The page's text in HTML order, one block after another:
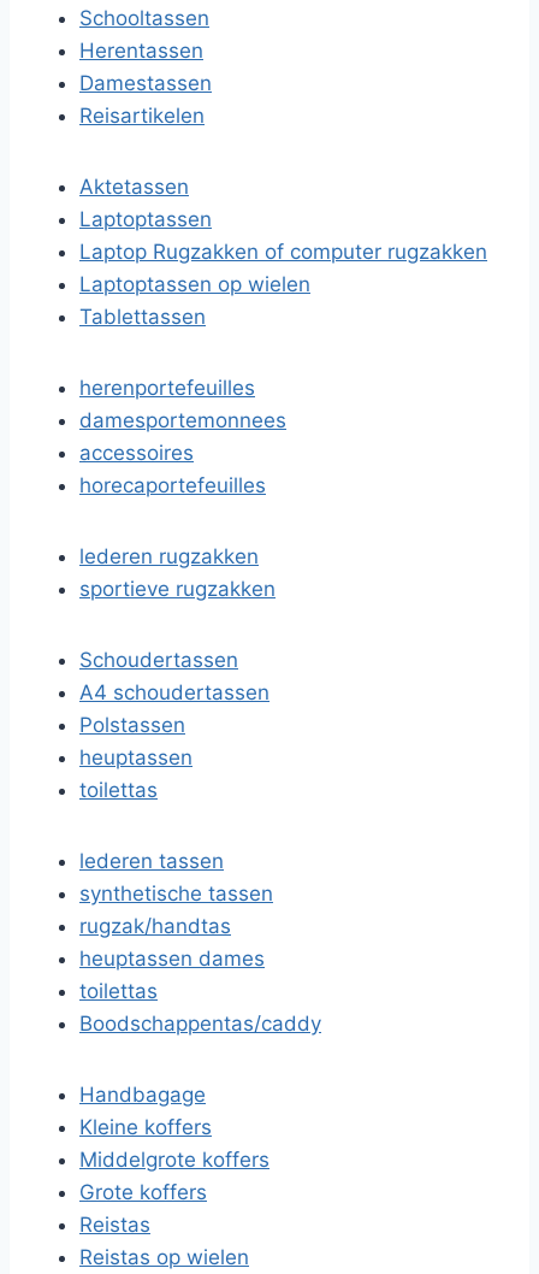
Schooltassen
Herentassen
Damestassen
Reisartikelen
Aktetassen
Laptoptassen
Laptop Rugzakken of computer rugzakken
Laptoptassen op wielen
Tablettassen
herenportefeuilles
damesportemonnees
accessoires
horecaportefeuilles
lederen rugzakken
sportieve rugzakken
Schoudertassen
A4 schoudertassen
Polstassen
heuptassen
toilettas
lederen tassen
synthetische tassen
rugzak/handtas
heuptassen dames
toilettas
Boodschappentas/caddy
Handbagage
Kleine koffers
Middelgrote koffers
Grote koffers
Reistas
Reistas op wielen